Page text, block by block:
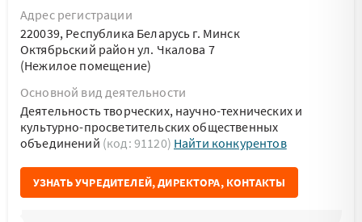
Адрес регистрации
220039, Республика Беларусь г. Минск
Октябрьский район ул. Чкалова 7
(Нежилое помещение)
Основной вид деятельности
Деятельность творческих, научно-технических и
культурно-просветительских общественных
объединений (код: 91120) Найти конкурентов
УЗНАТЬ УЧРЕДИТЕЛЕЙ, ДИРЕКТОРА, КОНТАКТЫ